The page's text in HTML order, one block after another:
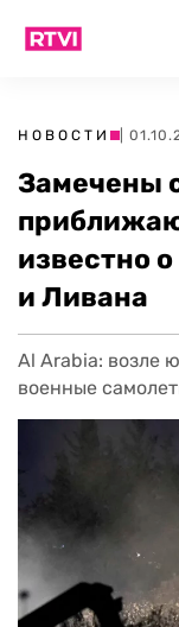
НОВОСТИ |
Замечены
известно
и Ливана
Al Arabia: возле
военные